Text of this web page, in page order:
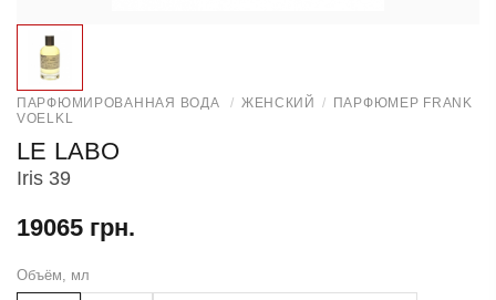
ПАРФЮМИРОВАННАЯ ВОДА / ЖЕНСКИЙ /
ПАРФЮМЕР FRANK
VOELKL
LE LABO
Iris 39
19065 грн.
Объём, мл